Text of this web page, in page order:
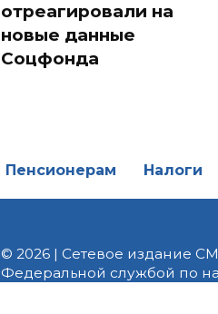
отреагировали на
новые данные
Соцфонда
Пенсионерам Налоги
© 2026 | Сетевое издание
Федеральной службой по